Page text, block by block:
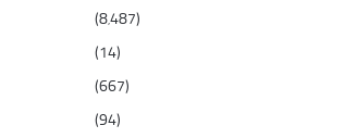
(8٬487)
(14)
(667)
(94)